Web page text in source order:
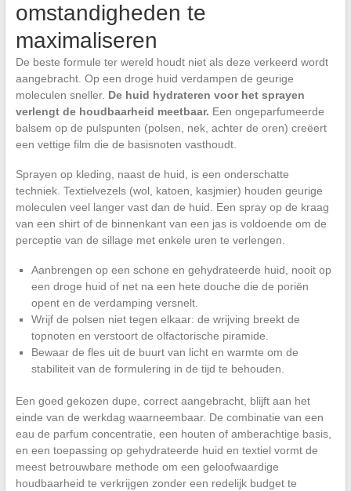
omstandigheden te
maximaliseren
De beste formule ter wereld houdt niet als deze verkeerd wordt
aangebracht. Op een droge huid verdampen de geurige
moleculen sneller. De huid hydrateren voor het sprayen
verlengt de houdbaarheid meetbaar. Een ongeparfumeerde
balsem op de pulspunten (polsen, nek, achter de oren) creëert
een vettige film die de basisnoten vasthoudt.
Sprayen op kleding, naast de huid, is een onderschatte
techniek. Textielvezels (wol, katoen, kasjmier) houden geurige
moleculen veel langer vast dan de huid. Een spray op de kraag
van een shirt of de binnenkant van een jas is voldoende om de
perceptie van de sillage met enkele uren te verlengen.
Aanbrengen op een schone en gehydrateerde huid, nooit op
een droge huid of net na een hete douche die de poriën
opent en de verdamping versnelt.
Wrijf de polsen niet tegen elkaar: de wrijving breekt de
topnoten en verstoort de olfactorische piramide.
Bewaar de fles uit de buurt van licht en warmte om de
stabiliteit van de formulering in de tijd te behouden.
Een goed gekozen dupe, correct aangebracht, blijft aan het
einde van de werkdag waarneembaar. De combinatie van een
eau de parfum concentratie, een houten of amberachtige basis,
en een toepassing op gehydrateerde huid en textiel vormt de
meest betrouwbare methode om een geloofwaardige
houdbaarheid te verkrijgen zonder een redelijk budget te